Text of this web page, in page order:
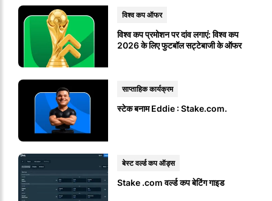
विश्व कप ऑफर
विश्व कप प्रमोशन पर दांव लगाएं: विश्व कप
2026 के लिए फुटबॉल सट्टेबाजी के ऑफर
साप्ताहिक कार्यक्रम
स्टेक बनाम Eddie : Stake.com.
बेस्ट वर्ल्ड कप ऑड्स
Stake .com वर्ल्ड कप बेटिंग गाइड